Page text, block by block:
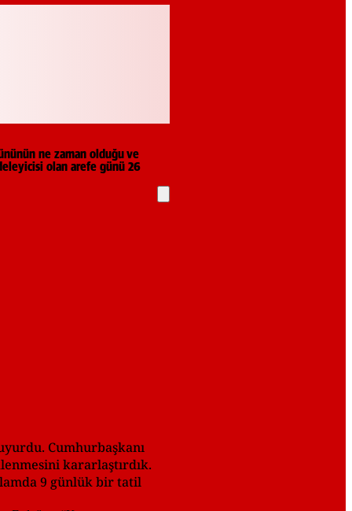
ne zaman olduğu ve
olan arefe günü 26
Cumhurbaşkanı
kararlaştırdık.
9 günlük bir tatil